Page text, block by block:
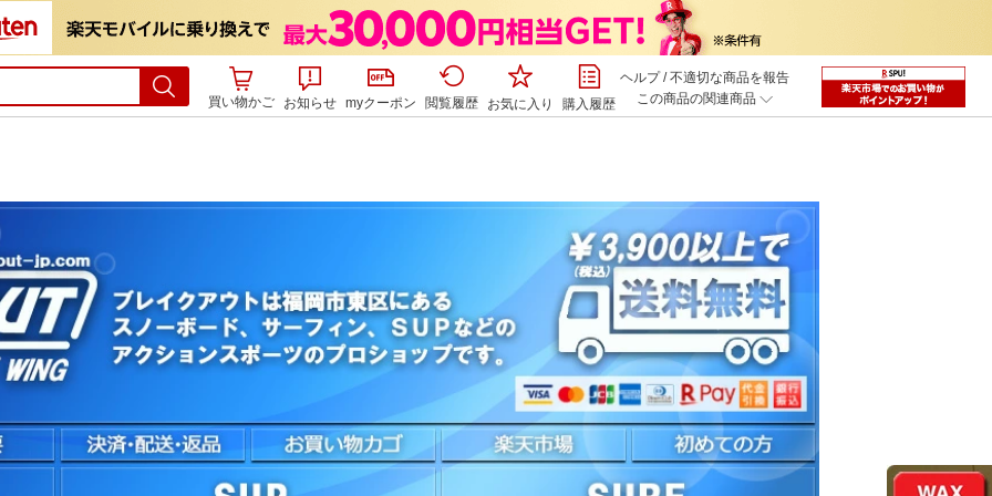
買い物かご お知らせ myクーポン 閲覧履歴 お気に入り 購入履歴
ヘルプ/不適切な商品を報告
この商品の関連商品